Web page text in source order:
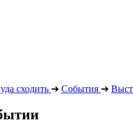
сходить ➔ События ➔